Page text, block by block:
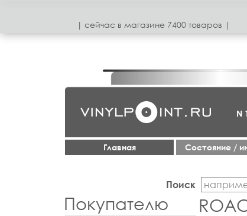
| сeйчас в магазинe 7400 товаров |
N
Главная Cостояние /
Поиск
Покупателю